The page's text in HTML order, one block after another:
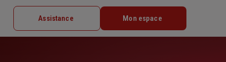
Assistance Mon espace